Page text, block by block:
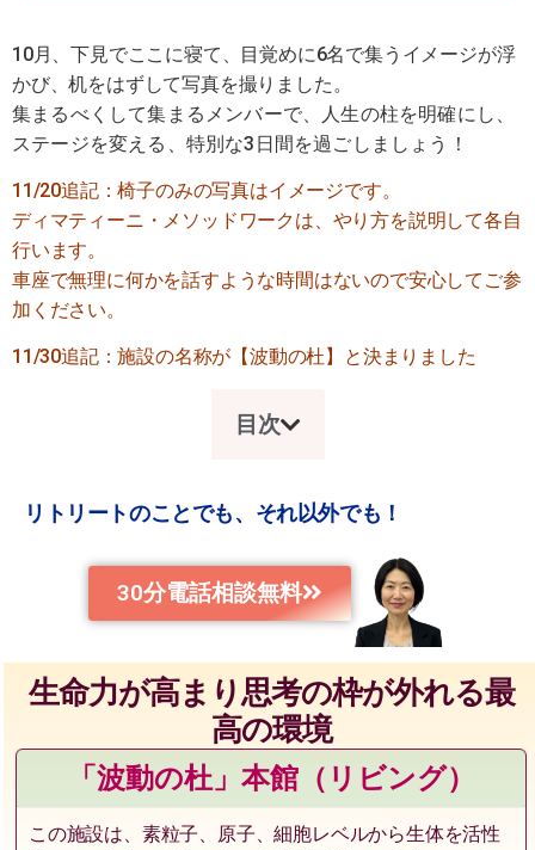
10月、下見でここに寝て、目覚めに6名で集うイメージが浮
かび、机をはずして写真を撮りました。
集まるべくして集まるメンバーで、人生の柱を明確にし、
ステージを変える、特別な3日間を過ごしましょう！
11/20追記：椅子のみの写真はイメージです。
ディマティーニ・メソッドワークは、やり方を説明して各自
行います。
車座で無理に何かを話すような時間はないので安心してご参
加ください。
11/30追記：施設の名称が【波動の杜】と決まりました
目次
リトリートのことでも、それ以外でも！
30分電話相談無料
生命力が高まり思考の枠が外れる最
高の環境
「波動の杜」本館（リビング）
この施設は、素粒子、原子、細胞レベルから生体を活性